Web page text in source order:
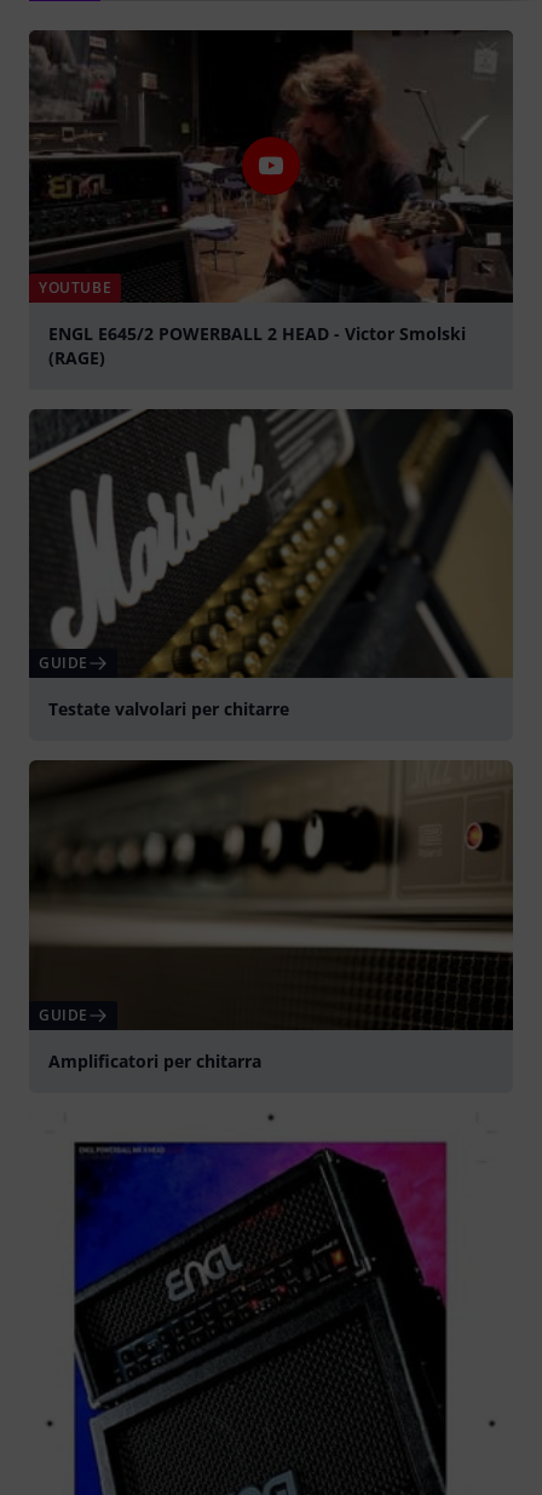
YOUTUBE
ENGL E645/2 POWERBALL 2 HEAD - Victor Smolski
(RAGE)
GUIDE
Testate valvolari per chitarre
GUIDE
Amplificatori per chitarra